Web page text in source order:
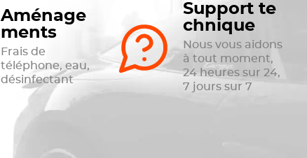
Aménage
ments
Frais de
téléphone, eau,
désinfectant
Support te
chnique
Nous vous aidons
à tout moment,
24 heures sur 24,
7 jours sur 7